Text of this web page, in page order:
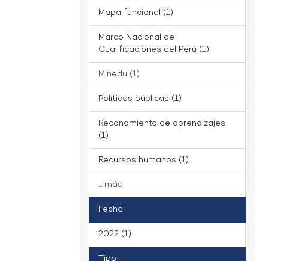
Mapa funcional (1)
Marco Nacional de
Cualificaciones del Perú (1)
Minedu (1)
Políticas públicas (1)
Reconomiento de aprendizajes
(1)
Recursos humanos (1)
... más
Fecha
2022 (1)